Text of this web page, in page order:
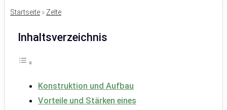
Startseite » Zelte
Inhaltsverzeichnis
Konstruktion und Aufbau
Vorteile und Stärken eines